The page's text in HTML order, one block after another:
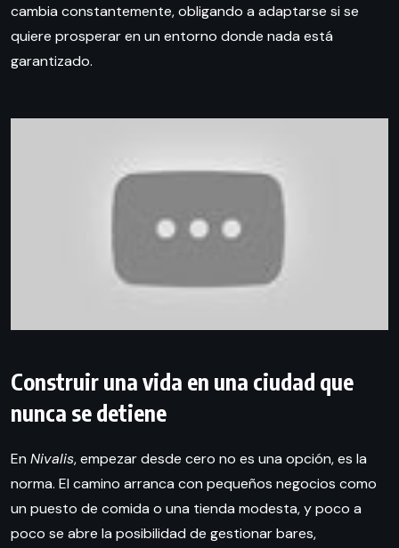
cambia constantemente, obligando a adaptarse si se
quiere prosperar en un entorno donde nada está
garantizado.
Construir una vida en una ciudad que
nunca se detiene
En Nivalis, empezar desde cero no es una opción, es la
norma. El camino arranca con pequeños negocios como
un puesto de comida o una tienda modesta, y poco a
poco se abre la posibilidad de gestionar bares,